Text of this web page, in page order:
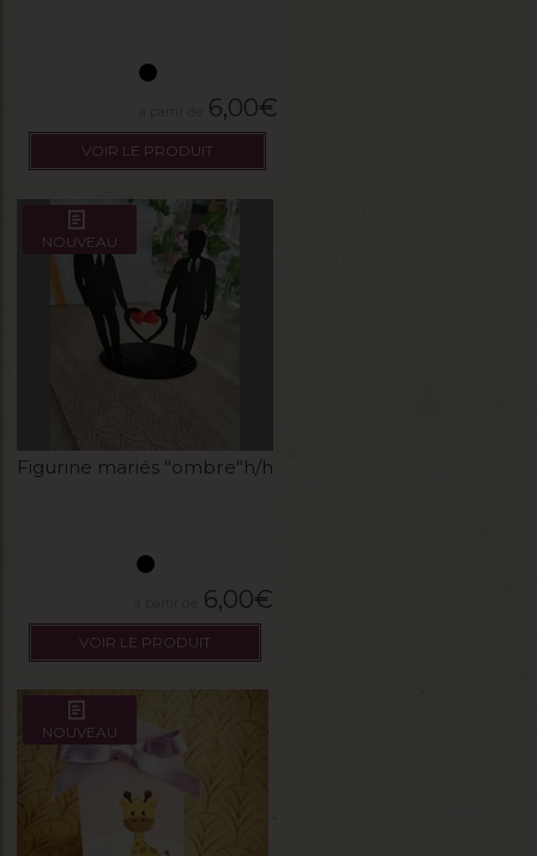
6,00€
VOIR LE PRODUIT
NOUVEAU
Figurine mariés "ombre"h/h
6,00€
VOIR LE PRODUIT
NOUVEAU